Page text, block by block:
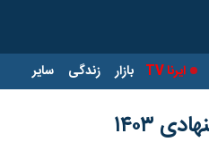
ایرنا TV بازار زندگی سایر
۱۴۰۳